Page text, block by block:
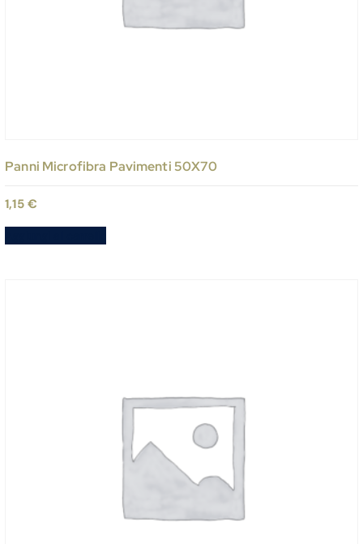
Panni Microfibra Pavimenti 50X70
1,15 €